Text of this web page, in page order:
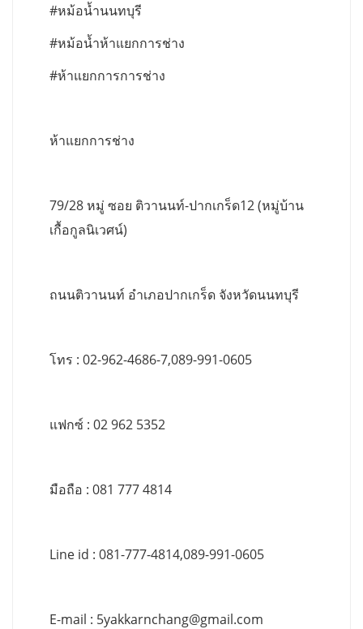
#หม้อน้ำนนทบุรี
#หม้อน้ำห้าแยกการช่าง
#ห้าแยกการการช่าง
ห้าแยกการช่าง
79/28 หมู่ ซอย ติวานนท์-ปากเกร็ด12 (หมู่บ้าน
เกื้อกูลนิเวศน์)
ถนนติวานนท์ อำเภอปากเกร็ด จังหวัดนนทบุรี
โทร : 02-962-4686-7,089-991-0605
แฟกซ์ : 02 962 5352
มือถือ : 081 777 4814
Line id : 081-777-4814,089-991-0605
E-mail : 5yakkarnchang@gmail.com